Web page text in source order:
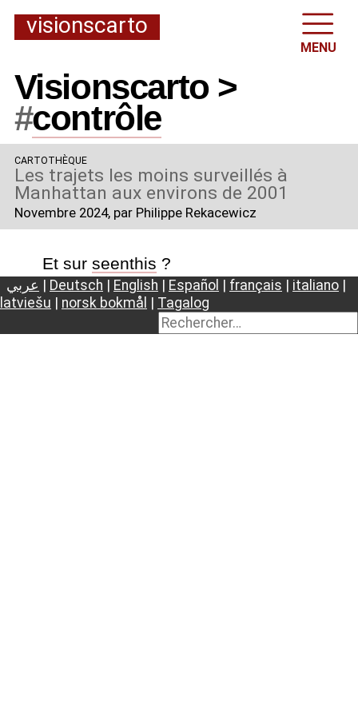
visionscarto
MENU
Visionscarto >
#contrôle
CARTOTHÈQUE
Les trajets les moins surveillés à
Manhattan aux environs de 2001
Novembre 2024, par Philippe Rekacewicz
Et sur seenthis ?
عربي Deutsch English Español français italiano
latviešu
norsk bokmål Tagalog